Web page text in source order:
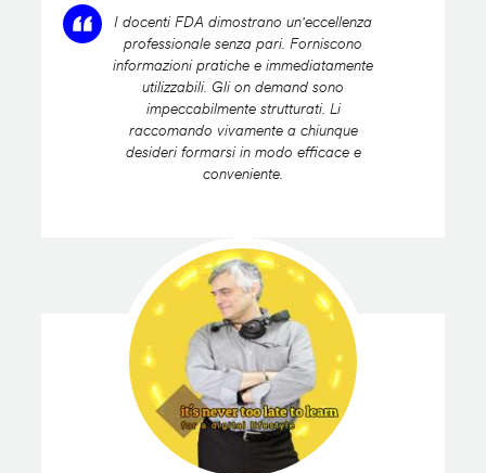
I docenti FDA dimostrano un'eccellenza
professionale senza pari. Forniscono
informazioni pratiche e immediatamente
utilizzabili. Gli on demand sono
impeccabilmente strutturati. Li
raccomando vivamente a chiunque
desideri formarsi in modo efficace e
conveniente.